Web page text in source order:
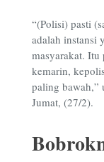
“(Polisi) pasti
adalah instansi
masyarakat.
kemarin,
paling
Jumat, (27/2).